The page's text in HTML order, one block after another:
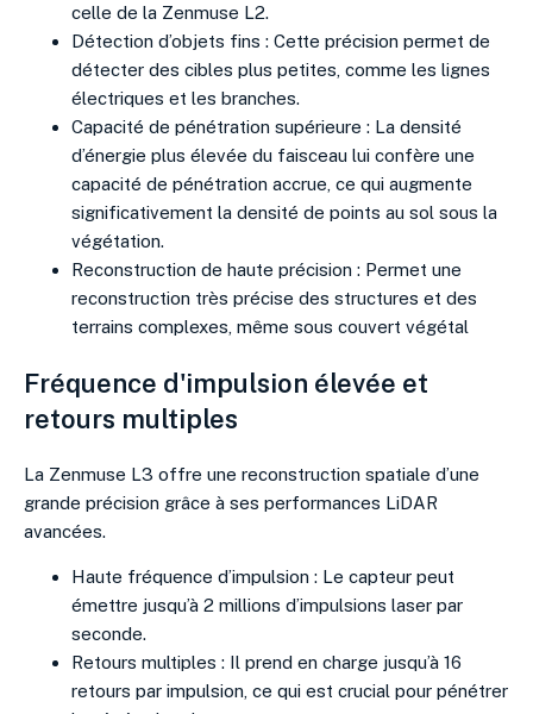
celle de la Zenmuse L2.
Détection d’objets fins : Cette précision permet de
détecter des cibles plus petites, comme les lignes
électriques et les branches.
Capacité de pénétration supérieure : La densité
d’énergie plus élevée du faisceau lui confère une
capacité de pénétration accrue, ce qui augmente
significativement la densité de points au sol sous la
végétation.
Reconstruction de haute précision : Permet une
reconstruction très précise des structures et des
terrains complexes, même sous couvert végétal
Fréquence d'impulsion élevée et
retours multiples
La Zenmuse L3 offre une reconstruction spatiale d’une
grande précision grâce à ses performances LiDAR
avancées.
Haute fréquence d’impulsion : Le capteur peut
émettre jusqu’à 2 millions d’impulsions laser par
seconde.
Retours multiples : Il prend en charge jusqu’à 16
retours par impulsion, ce qui est crucial pour pénétrer